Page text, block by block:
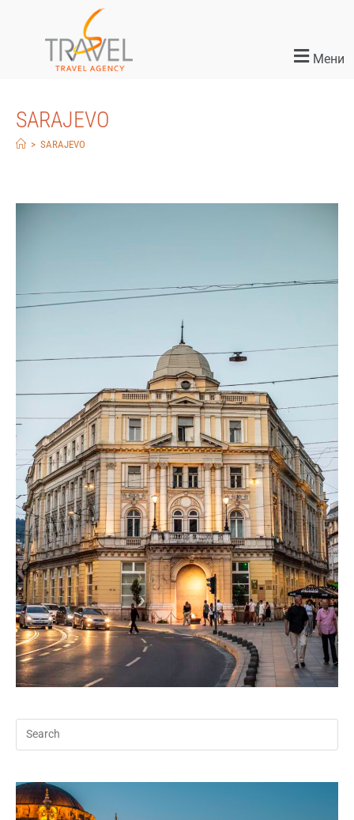
Мени
SARAJEVO
> SARAJEVO